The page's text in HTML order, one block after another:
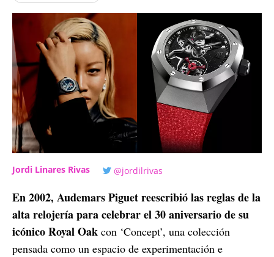
Jordi Linares Rivas @jordilrivas
En 2002, Audemars Piguet reescribió las reglas de la
alta relojería para celebrar el 30 aniversario de su
icónico Royal Oak con ‘Concept’, una colección
pensada como un espacio de experimentación e